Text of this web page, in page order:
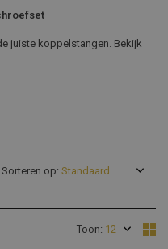
juiste koppelstangen. Bekijk
Toon:
Sorteren op: